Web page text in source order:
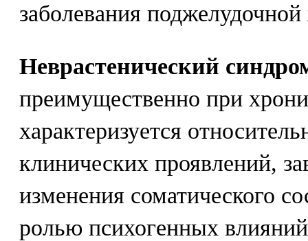
заболевания
Неврастенический
преимущественно при
характеризуется
клинических проявлений,
изменения соматического
ролью психогенных